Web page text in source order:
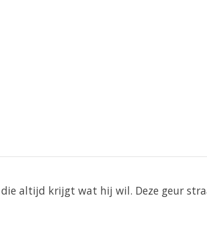
altijd krijgt wat hij wil. Deze geur